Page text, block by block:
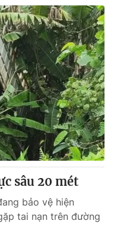
Nam
tử số 483/GP-BTTTT
Phạm Quốc Thắng,
355 932
sâu 20 mét
bảo vệ hiện
tai nạn trên đường